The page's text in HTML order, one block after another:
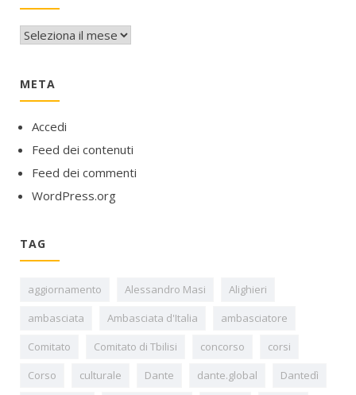
Archivi
META
Accedi
Feed dei contenuti
Feed dei commenti
WordPress.org
TAG
aggiornamento Alessandro Masi
Alighieri
ambasciata
Ambasciata d'Italia
ambasciatore
Comitato
Comitato di Tbilisi concorso
corsi
Corso
culturale Dante dante.global
Dantedì